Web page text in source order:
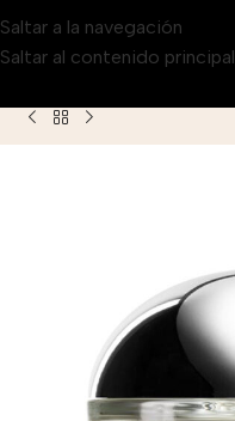
Saltar a la navegación
Saltar al contenido principal